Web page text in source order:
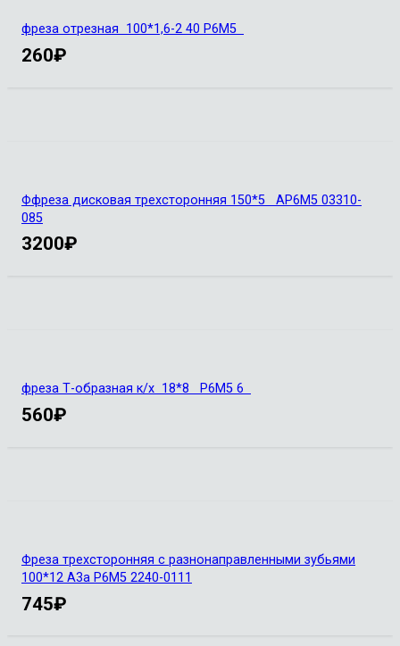
фреза отрезная 100*1,6-2 40 Р6М5
260₽
Ффреза дисковая трехсторонняя 150*5 АР6М5 03310-
085
3200₽
фреза Т-образная к/х 18*8 Р6М5 6
560₽
Фреза трехсторонняя с разнонаправленными зубьями
100*12 А3а Р6М5 2240-0111
745₽